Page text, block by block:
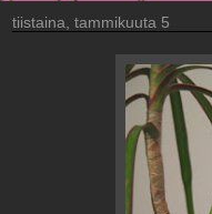
tiistaina, tammikuuta 5